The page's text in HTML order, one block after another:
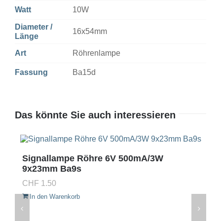
Watt 10W
Diameter /
Länge
16x54mm
Art Röhrenlampe
Fassung Ba15d
Das könnte Sie auch interessieren
Signallampe Röhre 6V 500mA/3W
9x23mm Ba9s
CHF 1.50
In den Warenkorb